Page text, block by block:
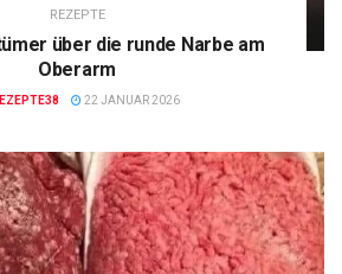
REZEPTE
über die runde Narbe am
Oberarm
22 JANUAR 2026